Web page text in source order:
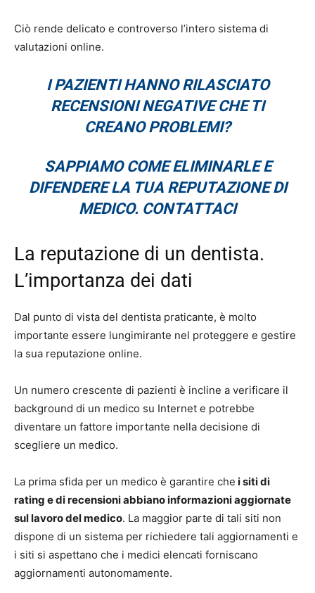
Ciò rende delicato e controverso l’intero sistema di
valutazioni online.
I PAZIENTI HANNO RILASCIATO
RECENSIONI NEGATIVE CHE TI
CREANO PROBLEMI?
SAPPIAMO COME ELIMINARLE E
DIFENDERE LA TUA REPUTAZIONE DI
MEDICO. CONTATTACI
La reputazione di un dentista.
L’importanza dei dati
Dal punto di vista del dentista praticante, è molto
importante essere lungimirante nel proteggere e gestire
la sua reputazione online.
Un numero crescente di pazienti è incline a verificare il
background di un medico su Internet e potrebbe
diventare un fattore importante nella decisione di
scegliere un medico.
La prima sfida per un medico è garantire che i siti di
rating e di recensioni abbiano informazioni aggiornate
sul lavoro del medico. La maggior parte di tali siti non
dispone di un sistema per richiedere tali aggiornamenti e
i siti si aspettano che i medici elencati forniscano
aggiornamenti autonomamente.